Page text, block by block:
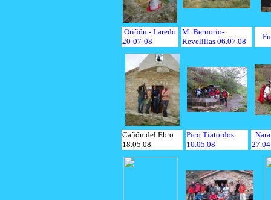
Oriñón - Laredo
20-07-08
M. Bernorio-
Revelillas 06.07.08
Cañón del Ebro
18.05.08
Pico Tiatordos
10.05.08